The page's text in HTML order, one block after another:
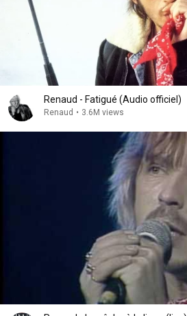
Renaud - Fatigué (Audio officiel)
Renaud • 3.6M views